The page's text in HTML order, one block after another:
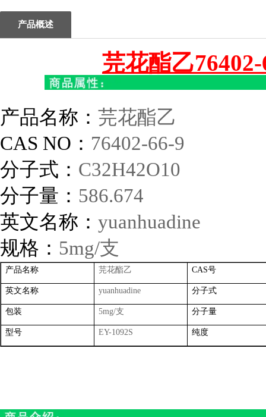
产品概述
芫花酯乙
产品名称： 芫花酯乙
CAS NO ： 76402-66-9
分子式： C32H42O10
分子量： 586.674
英文名称： yuanhuadine
规格： 5mg/支
产品名称 芫花酯乙 CAS号
英文名称 yuanhuadine 分子式
包装 5mg/支 分子量
型号 EY-1092S 纯度